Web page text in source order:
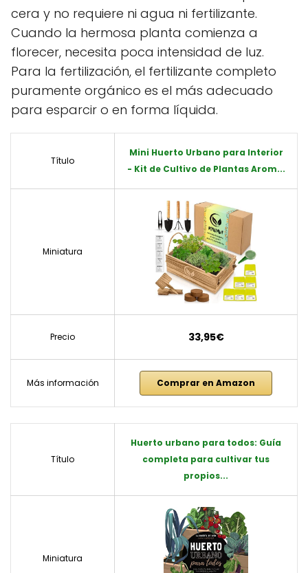
cera y no requiere ni agua ni fertilizante.
Cuando la hermosa planta comienza a
florecer, necesita poca intensidad de luz.
Para la fertilización, el fertilizante completo
puramente orgánico es el más adecuado
para esparcir o en forma líquida.
Título
Mini Huerto Urbano para Interior
- Kit de Cultivo de Plantas Arom...
Miniatura
Precio 33,95€
Más información Comprar en Amazon
Título
Huerto urbano para todos: Guía
completa para cultivar tus
propios...
Miniatura